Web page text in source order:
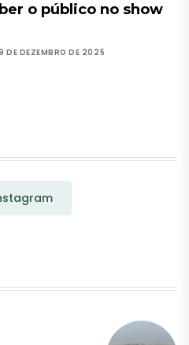
o público no show
DE DEZEMBRO DE 2025